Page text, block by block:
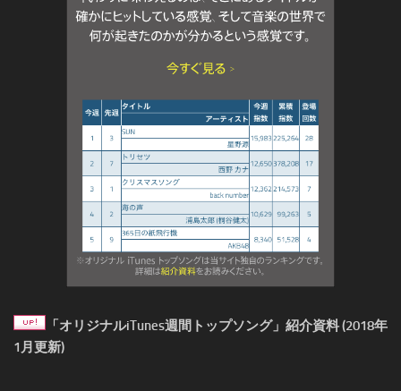
「オリジナルiTunes週間トップソング」紹介資料 (2018年
1月更新)